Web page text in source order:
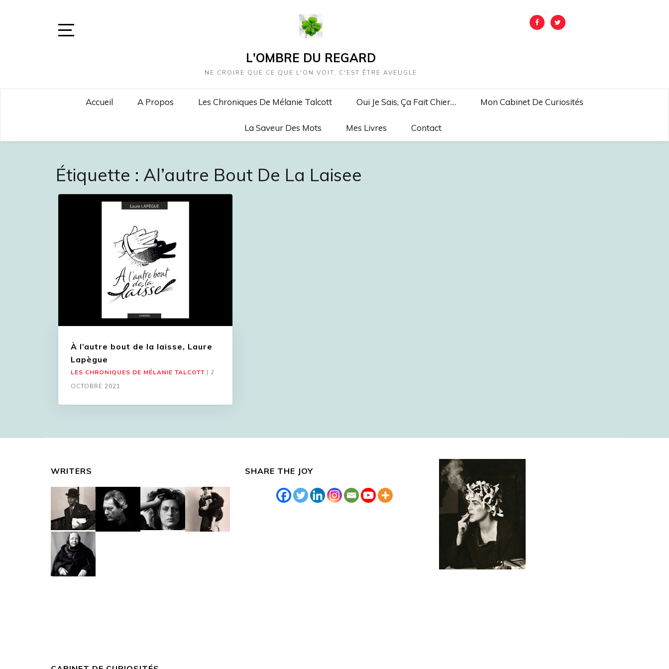
L'OMBRE DU REGARD
NE CROIRE QUE CE QUE L'ON VOIT, C'EST ÊTRE AVEUGLE
Accueil A Propos Les Chroniques De Mélanie Talcott Oui Je Sais, Ça Fait Chier… Mon Cabinet De Curiosités
La Saveur Des Mots Mes Livres Contact
Étiquette : Al’autre Bout De La Laisee
À l’autre bout de la laisse, Laure
Lapègue
LES CHRONIQUES DE MÉLANIE TALCOTT | 2
OCTOBRE 2021
WRITERS SHARE THE JOY